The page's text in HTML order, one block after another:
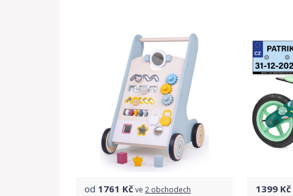
Detail produktu
od 1761 Kčve 2 obchodech
1399 Kč